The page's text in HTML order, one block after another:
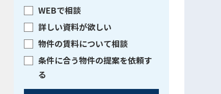
WEBで相談
詳しい資料が欲しい
物件の賃料について相談
条件に合う物件の提案を依頼す
る